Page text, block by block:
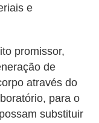
e
promissor,
de
através do
para o
substituir